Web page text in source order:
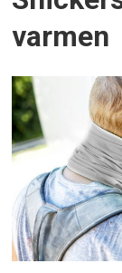
varmen